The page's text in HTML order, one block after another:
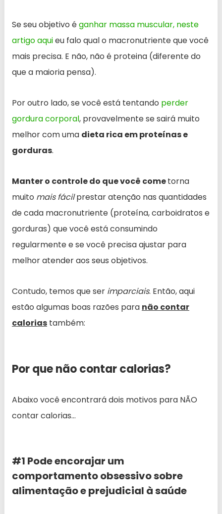
Se seu objetivo éganhar massa muscular, neste
artigo aquieu falo qual o macronutriente que você
mais precisa. E não, não é proteina (diferente do
que a maioria pensa).
Por outro lado, se você está tentando perder
gordura corporal, provavelmente se sairá muito
melhor com uma dieta rica em proteínas e
gorduras.
Manter o controle do que você cometorna
muito mais fácilprestar atenção nas quantidades
de cada macronutriente (proteína, carboidratos e
gorduras) que você está consumindo
regularmente e se você precisa ajustar para
melhor atender aos seus objetivos.
Contudo, temos que ser imparciais. Então, aqui
estão algumas boas razões para não contar
calorias também:
Por que não contar calorias?
Abaixo você encontrará dois motivos para NÃO
contar calorias…
#1 Pode encorajar um
comportamento obsessivo sobre
alimentação e prejudicial à saúde